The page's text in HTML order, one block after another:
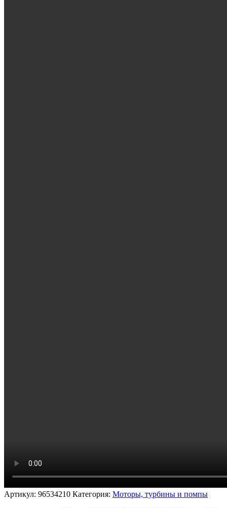
Артикул: 96534210 Категория: Моторы, турбины и помпы